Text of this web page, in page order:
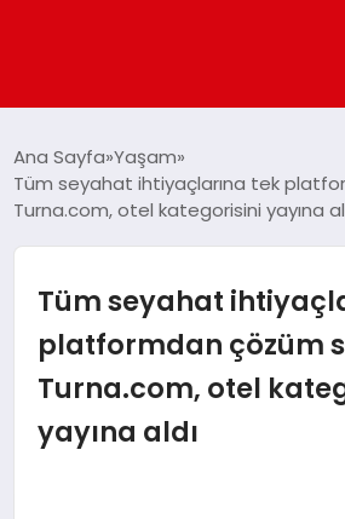
GÜNDEM
DÜNYA
EĞITIM
EKONOMI
Ana Sayfa Yaşam
Tüm seyahat ihtiyaçlarına tek
Turna.com, otel kategorisini yayına
Tüm seyahat
platformdan çözüm
Turna.com, otel
yayına aldı